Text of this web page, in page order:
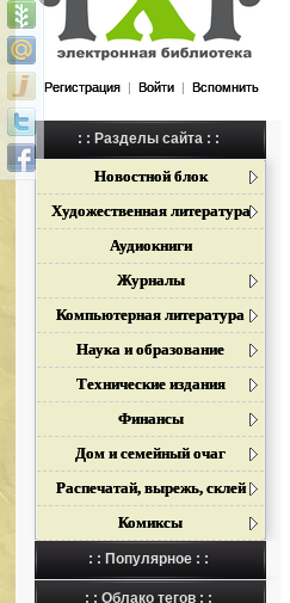
Регистрация | Войти | Вспомнить
: : Разделы сайта : :
Новостной блок
Художественная литература
Аудиокниги
Журналы
Компьютерная литература
Наука и образование
Технические издания
Финансы
Дом и семейный очаг
Распечатай, вырежь, склей
Комиксы
: : Популярное : :
: : Облако тегов : :